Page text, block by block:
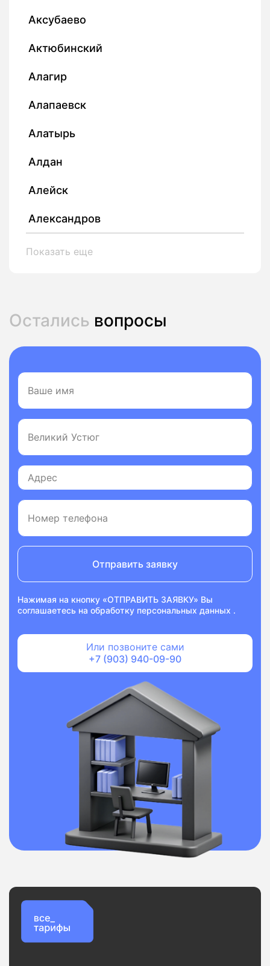
Аксубаево
Актюбинский
Алагир
Алапаевск
Алатырь
Алдан
Алейск
Александров
Показать еще
Остались вопросы
Отправить заявку
Нажимая на кнопку «ОТПРАВИТЬ ЗАЯВКУ» Вы
соглашаетесь на обработку персональных данных .
Или позвоните сами
+7 (903) 940-09-90